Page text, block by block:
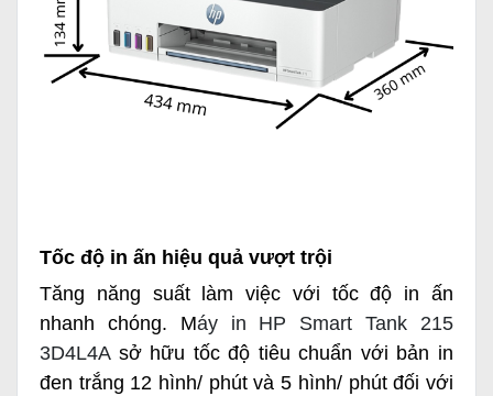
Tốc độ in ấn hiệu quả vượt trội
Tăng năng suất làm việc với tốc độ in ấn
nhanh chóng. Máy in HP Smart Tank 215
3D4L4Asở hữu tốc độ tiêu chuẩn với bản in
đen trắng 12 hình/ phút và 5 hình/ phút đối với